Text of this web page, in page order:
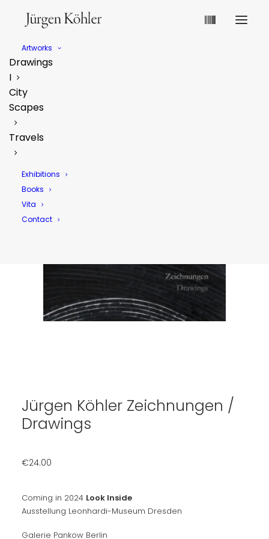
Artworks
Drawings
I
City
Scapes
Travels
Exhibitions
Books
Vita
Contact
Jürgen Köhler Zeichnungen /
Drawings
€24.00
Coming in 2024 Look Inside
Ausstellung Leonhardi-Museum Dresden
Galerie Pankow Berlin